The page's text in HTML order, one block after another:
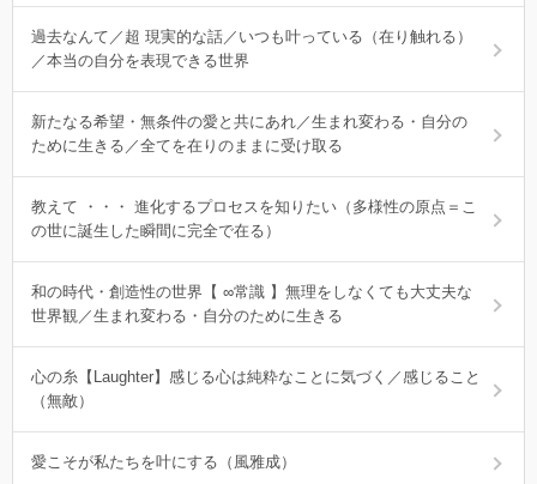
過去なんて／超 現実的な話／いつも叶っている（在り触れる）
／本当の自分を表現できる世界
新たなる希望・無条件の愛と共にあれ／生まれ変わる・自分の
ために生きる／全てを在りのままに受け取る
教えて ・・・ 進化するプロセスを知りたい（多様性の原点＝こ
の世に誕生した瞬間に完全で在る）
和の時代・創造性の世界【 ∞常識 】無理をしなくても大丈夫な
世界観／生まれ変わる・自分のために生きる
心の糸【Laughter】感じる心は純粋なことに気づく／感じること
（無敵）
愛こそが私たちを叶にする（風雅成）